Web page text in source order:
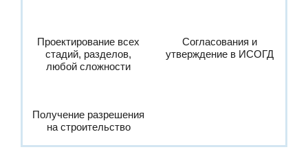
Проектирование всех
стадий, разделов,
любой сложности
Согласования и
утверждение в ИСОГД
Получение разрешения
на строительство